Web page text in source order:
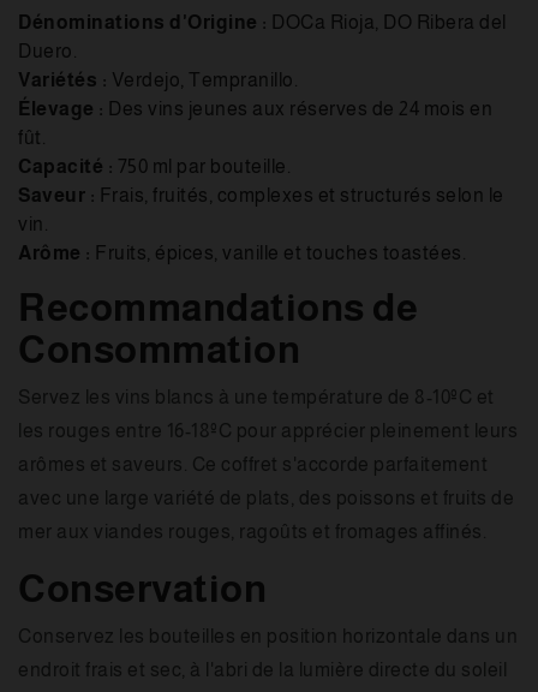
Dénominations d'Origine : DOCa Rioja, DO Ribera del
Duero.
Variétés : Verdejo, Tempranillo.
Élevage : Des vins jeunes aux réserves de 24 mois en
fût.
Capacité : 750 ml par bouteille.
Saveur : Frais, fruités, complexes et structurés selon le
vin.
Arôme : Fruits, épices, vanille et touches toastées.
Recommandations de
Consommation
Servez les vins blancs à une température de 8-10ºC et
les rouges entre 16-18ºC pour apprécier pleinement leurs
arômes et saveurs. Ce coffret s'accorde parfaitement
avec une large variété de plats, des poissons et fruits de
mer aux viandes rouges, ragoûts et fromages affinés.
Conservation
Conservez les bouteilles en position horizontale dans un
endroit frais et sec, à l'abri de la lumière directe du soleil